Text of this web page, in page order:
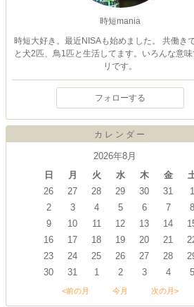
時短mania
時短大好き。最近NISAも始めました。 共働き
と犬2匹、鳥1匹と生活してます。いろんな意
リです。
フォローする
カレンダー
2026年8月
日
月 火 水 木 金
26
27 28 29 30 31
1
2
3 4 5 6 7
8
9
10 11 12 13 14
16
17 18 19 20 21
23
24 25 26 27 28
30
31 1 2 3 4 5
<前の月 今月 次の月>